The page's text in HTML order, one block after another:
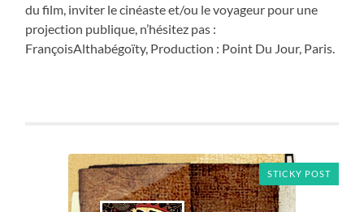
du film, inviter le cinéaste et/ou le voyageur pour une
projection publique, n’hésitez pas :
FrançoisAlthabégoïty, Production : Point Du Jour, Paris.
STICKY POST